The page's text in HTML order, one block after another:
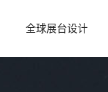
全球展台设计